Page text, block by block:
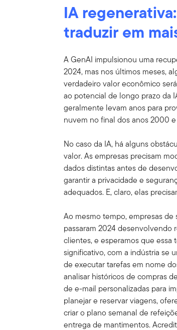
IA
traduzir em
A GenAI impulsionou uma
2024, mas nos últimos meses,
verdadeiro valor econômico
ao potencial de longo prazo da
geralmente levam anos para
nuvem no final dos anos 2000 e
No caso da IA, há alguns
valor. As empresas precisam
dados distintas antes de
garantir a privacidade e
adequados. E, claro, elas
Ao mesmo tempo, empresas
passaram 2024 desenvolvendo
clientes, e esperamos que
significativo, com a indústria se
de executar tarefas em nome
analisar históricos de compras
de e-mail personalizadas para
planejar e reservar viagens,
criar o plano semanal de
entrega de mantimentos.